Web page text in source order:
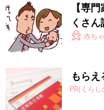
赤ちゃんのわきを
ます。その後、赤
「ジャンプ！」と
も繰り返すうちに
ります。
【専
くさ
遊びを
赤ち
もら
PR(くら